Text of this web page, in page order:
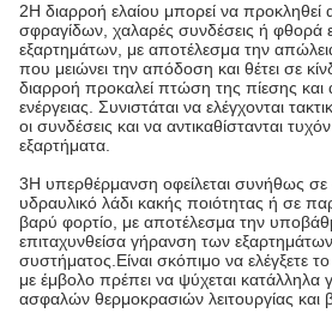
2Η διαρροή ελαίου μπορεί να
σφραγίδων, χαλαρές συνδέσεις ή φθορά
εξαρτημάτων, με αποτέλεσμα την
που μειώνει την απόδοση και θέτει σε
διαρροή προκαλεί πτώση της πίεσης
ενέργειας. Συνιστάται να ελέγχονται
οι συνδέσεις και να αντικαθίστανται
εξαρτήματα.
3Η υπερθέρμανση οφείλεται συνήθως
υδραυλικό λάδι κακής ποιότητας ή σε
βαρύ φορτίο, με αποτέλεσμα την
επιταχυνθείσα γήρανση των
συστήματος.Είναι σκόπιμο να ελέγξετε
με έμβολο πρέπει να ψύχεται κατάλληλα
ασφαλών θερμοκρασιών λειτουργίας και